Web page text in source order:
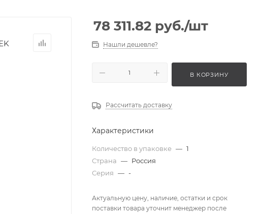
78 311.82 руб./шт
Нашли дешевле?
В КОРЗИНУ
Рассчитать доставку
Характеристики
Количество в упаковке — 1
Страна — Россия
Серия — -
Актуальную цену, наличие, остатки и срок
поставки товара уточнит менеджер после